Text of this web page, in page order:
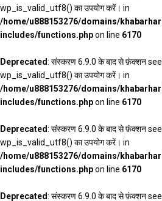
wp_is_valid_utf8() का उपयोग करें। in
/home/u888153276/domains/
includes/functions.phpon line 6170
Deprecated: संस्करण 6.9.0 के बाद से फ़ंक्शन
wp_is_valid_utf8() का उपयोग करें। in
/home/u888153276/domains/
includes/functions.phpon line 6170
Deprecated: संस्करण 6.9.0 के बाद से फ़ंक्शन
wp_is_valid_utf8() का उपयोग करें। in
/home/u888153276/domains/
includes/functions.phpon line 6170
Deprecated: संस्करण 6.9.0 के बाद से फ़ंक्शन